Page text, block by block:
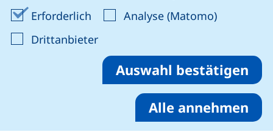
Erforderlich Erforderliche Cookies akzeptieren
Analyse (Matomo)Analyse-
Drittanbieter: Cookies von Drittanbieter
Auswahl bestätigen
Alle annehmen
Einzeltermin Mappenberatung Online:
Mo 01.06.26 / 16.00 – 17.00 Uhr
Bitte melde Dich hierzu beiProf. Dr. Berit Andronis an.
Weitere Informationen zur Bewerbung:
studium.ostfalia.de/bewerbung/?abschluss=bachelor